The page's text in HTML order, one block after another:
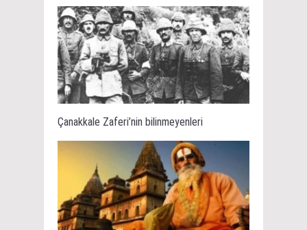
Çanakkale Zaferi’nin bilinmeyenleri